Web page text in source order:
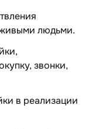
людьми.
звонки,
в реализации